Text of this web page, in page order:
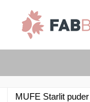
MUFE Starlit